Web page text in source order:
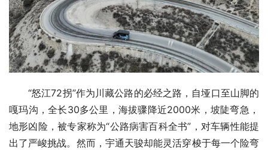
“怒江72拐”作为川藏公路的必经之路，自垭口至山脚的
嘎玛沟，全长30多公里，海拔骤降近2000米，坡陡弯急，
地形凶险，被专家称为“公路病害百科全书”，对车辆性能提
出了严峻挑战。然而，宇通天骏却能灵活穿梭于每一个险弯